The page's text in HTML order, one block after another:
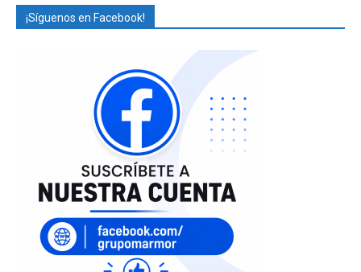
¡Síguenos en Facebook!